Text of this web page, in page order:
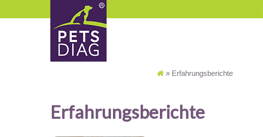
» Erfahrungsberichte
Erfahrungsberichte